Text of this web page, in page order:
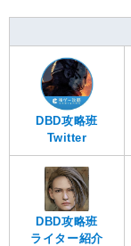
DBD攻略班
Twitter
DBD攻略班
ライター紹介